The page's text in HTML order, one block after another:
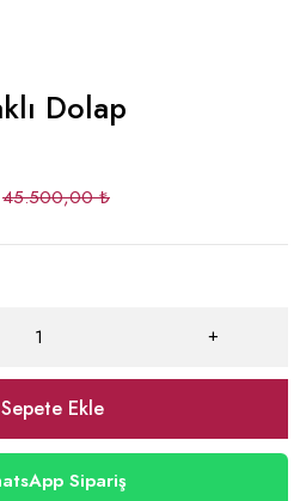
Dolap
45.500,00₺
Sepete Ekle
Sipariş